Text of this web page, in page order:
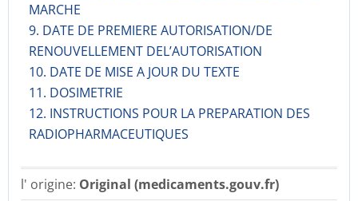
MARCHE
9. DATE DE PREMIERE AUTORISATION/DE
RENOUVELLEMENT DEL’AUTORISATION
10. DATE DE MISE A JOUR DU TEXTE
11. DOSIMETRIE
12. INSTRUCTIONS POUR LA PREPARATION DES
RADIOPHARMACE­UTIQUES
l' origine: Original (medicaments.gouv.fr)